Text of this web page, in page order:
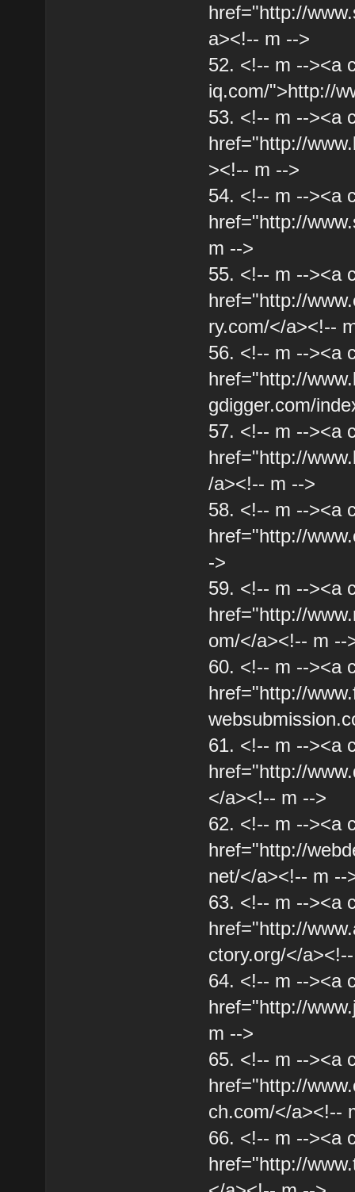
href="http://
a><!-- m -->
52. <!-- m --><a
iq.com/">http://
53. <!-- m --><a
href="http://
><!-- m -->
54. <!-- m --><a
href="http://
m -->
55. <!-- m --><a
href="http://
ry.com/</a><!--
56. <!-- m --><a
href="http://
gdigger.com/
57. <!-- m --><a
href="http://
/a><!-- m -->
58. <!-- m --><a
href="http://
->
59. <!-- m --><a
href="http://
om/</a><!-- m --
60. <!-- m --><a
href="http://
61. <!-- m --><a
href="http://
</a><!-- m -->
62. <!-- m --><a
href="http://
net/</a><!-- m --
63. <!-- m --><a
href="http://
ctory.org/</
64. <!-- m --><a
href="http://
m -->
65. <!-- m --><a
href="http://
ch.com/</a><!--
66. <!-- m --><a
href="http://